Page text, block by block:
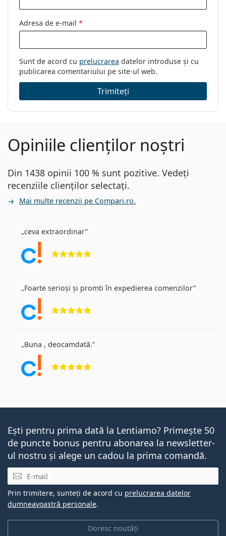
Adresa de e-mail *
Sunt de acord cu prelucrarea datelor introduse și cu
publicarea comentariului pe site-ul web.
Trimiteți
Opiniile clienților noștri
Din 1438 opinii 100 % sunt pozitive. Vedeți
recenziile clienților selectați.
Mai multe recenzii pe Compari.ro.
ceva extraordinar
Foarte serioși și promti în expedierea comenzilor
Buna , deocamdată.
Ești pentru prima dată la Lentiamo? Primește 50
de puncte bonus pentru abonarea la newsletter-
ul nostru și alege un cadou la prima comandă.
E-mail
Doresc noutăți
Prin trimitere, sunteți de acord cu prelucrarea datelor
dumneavoastră personale.